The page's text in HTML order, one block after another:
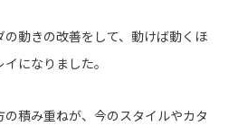
動きの改善をして、動けば動くほ
になりました。
積み重ねが、今のスタイルやカタ